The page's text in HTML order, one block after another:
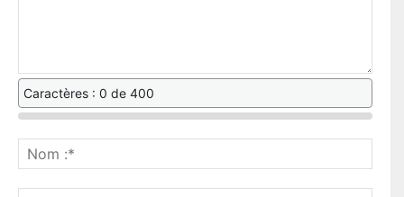
Caractères : 0 de 400